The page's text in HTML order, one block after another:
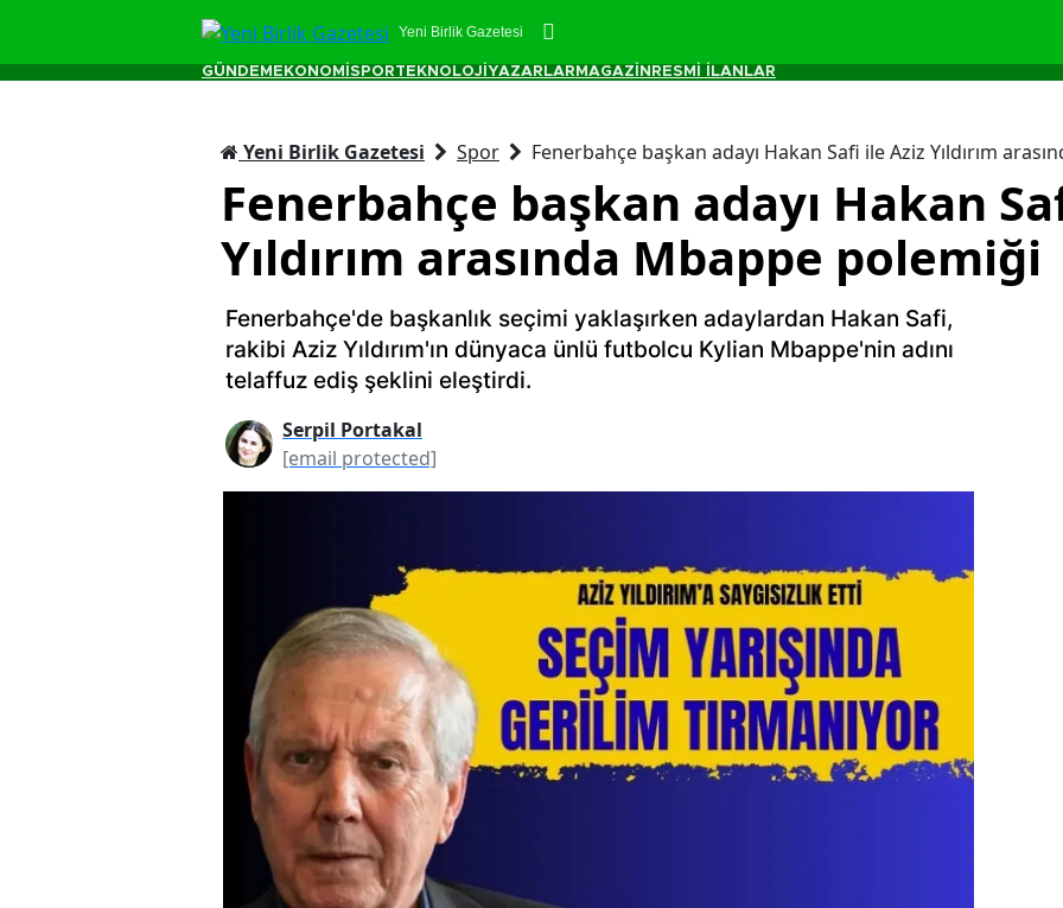
Yeni Birlik Gazetesi
GÜNDEM EKONOMİ SPORTEKNOLOJİ YAZARLAR MAGAZİN RESMİ İLANLAR
Yeni Birlik Gazetesi Spor Fenerbahçe başkan adayı Hakan Safi ile Aziz Yıldırım
Fenerbahçe başkan adayı Hakan
Yıldırım arasında Mbappe polemiği
Fenerbahçe'de başkanlık seçimi yaklaşırken adaylardan Hakan Safi,
rakibi Aziz Yıldırım'ın dünyaca ünlü futbolcu Kylian Mbappe'nin adını
telaffuz ediş şeklini eleştirdi.
Serpil Portakal
[email protected]